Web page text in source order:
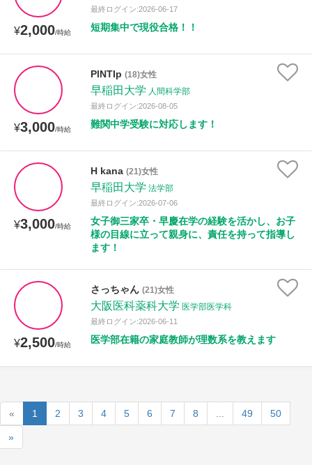
¥2,000/時給
最終ログイン:2026-06-17
短期集中で現役合格！！
¥3,000/時給
PlNTIp (18)女性
早稲田大学 人間科学部
最終ログイン:2026-08-05
難関中学受験に対応します！
¥3,000/時給
H kana (21)女性
早稲田大学 法学部
最終ログイン:2026-07-06
女子御三家卒・早慶在学の経験を活かし、お子
様の目線に立って親身に、責任を持って指導し
ます！
¥2,500/時給
さっちゃん (21)女性
大阪医科薬科大学 医学部医学科
最終ログイン:2026-06-11
医学部在籍の家庭教師が理数系を教えます
« 1 2 3 4 5 6 7 8 49 50
»